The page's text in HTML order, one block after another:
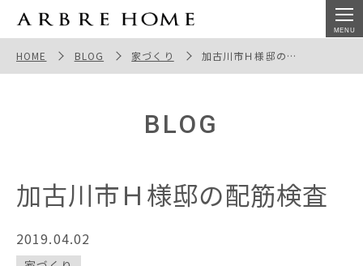
加古川市Ｈ様邸の配筋検査
HOME BLOG 家づくり 加古川市Ｈ様邸の配筋検査
BLOG
加古川市Ｈ様邸の配筋検査
2019.04.02